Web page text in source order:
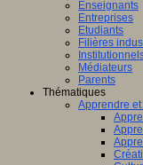
Enseignants
Entreprises
Etudiants
Filières
Médiateurs
Parents
Thématiques
Apprendre